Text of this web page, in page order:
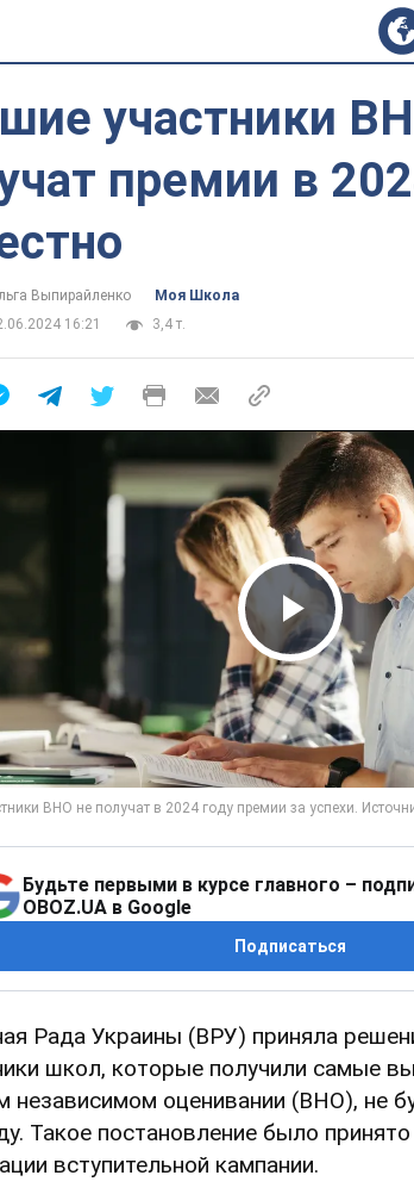
участники
премии в
Выпирайленко
Моя Школа
16:21
3,4 т.
Play
Будьте первыми в курсе главного –
OBOZ.UA в Google
Подписаться
Рада Украины (ВРУ) приняла
школ, которые получили самые
независимом оценивании (ВНО), не
Такое постановление было
вступительной кампании.